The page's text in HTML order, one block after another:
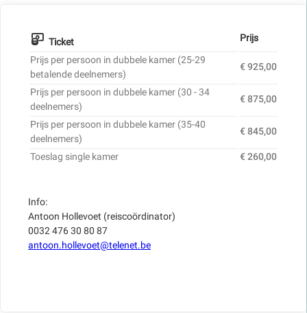
Ticket
Prijs
Prijs per persoon in dubbele kamer (25-29
betalende deelnemers)
€ 925,00
Prijs per persoon in dubbele kamer (30 - 34
deelnemers)
€ 875,00
Prijs per persoon in dubbele kamer (35-40
deelnemers)
€ 845,00
Toeslag single kamer € 260,00
Info:
Antoon Hollevoet (reiscoördinator)
0032 476 30 80 87
antoon.hollevoet@telenet.be